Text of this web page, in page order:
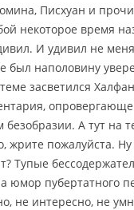
Писхуан и
некоторое время
И удивил не
был наполовину
теме засветился
безобразии. А тут на
жрите пожалуйста. Ну
Тупые
юмор пубертатного
не интересно, не